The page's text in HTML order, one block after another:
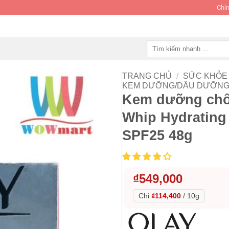
TRANG CHỦ / SỨC
KEM DƯỠNG/DẦU
Kem dưỡng
Whip
SPF25 48g
₫549,000
Chỉ ₫114,400 / 10g